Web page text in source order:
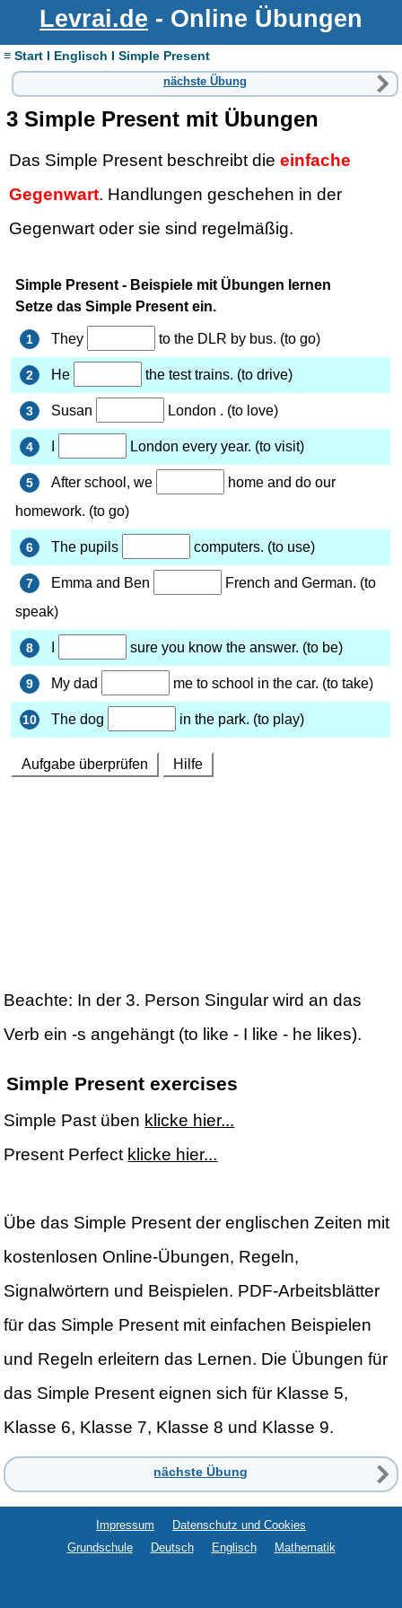
Levrai.de - Online Übungen
≡ Start I Englisch I Simple Present
nächste Übung
3 Simple Present mit Übungen
Das Simple Present beschreibt dieeinfache
Gegenwart. Handlungen geschehen in der
Gegenwart oder sie sind regelmäßig.
Beachte: In der 3. Person Singular wird an das
Verb ein -s angehängt (to like - I like - he likes).
Simple Present exercises
Simple Past üben klicke hier...
Present Perfect klicke hier...
Übe das Simple Present der englischen Zeiten mit
kostenlosen Online-Übungen, Regeln,
Signalwörtern und Beispielen. PDF-Arbeitsblätter
für das Simple Present mit einfachen Beispielen
und Regeln erleitern das Lernen. Die Übungen für
das Simple Present eignen sich für Klasse 5,
Klasse 6, Klasse 7, Klasse 8 und Klasse 9.
nächste Übung
Impressum
Datenschutz und Cookies
Grundschule
Deutsch Englisch Mathematik